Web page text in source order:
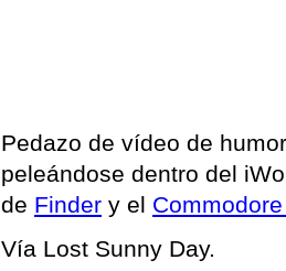
Pedazo de vídeo de
peleándose dentro del
de Finder y el
Vía Lost Sunny Day.